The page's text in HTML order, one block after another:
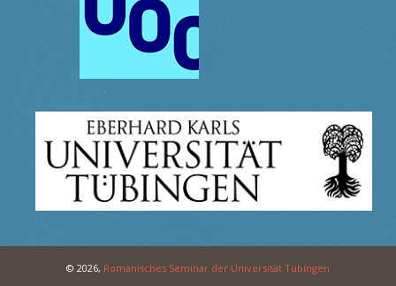
© 2026, Romanisches Seminar der Universität Tübingen